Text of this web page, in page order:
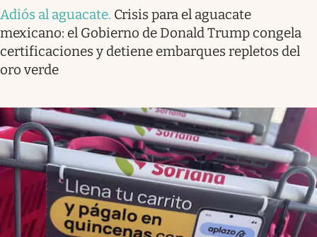
Adiós al aguacate. Crisis para el aguacate
mexicano: el Gobierno de Donald Trump congela
certificaciones y detiene embarques repletos del
oro verde